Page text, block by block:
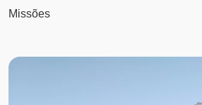
Missões